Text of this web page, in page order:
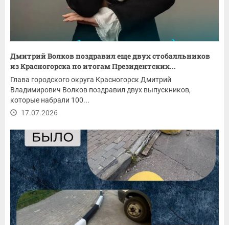
Дмитрий Волков поздравил еще двух стобалльников
из Красногорска по итогам Президентских...
Глава городского округа Красногорск Дмитрий
Владимирович Волков поздравил двух выпускников,
которые набрали 100...
17.07.2026